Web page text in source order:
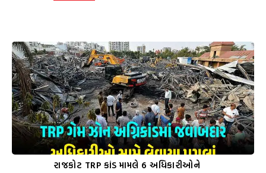
રાજકોટ TRP કાંડ મામલે 6 અધિકારીઓને